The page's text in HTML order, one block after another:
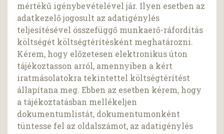
mértékű igénybevételével jár. Ilyen esetben az
adatkezelő jogosult az adatigénylés
teljesítésével összefüggő munkaerő-ráfordítás
költségét költségtérítésként meghatározni.
Kérem, hogy előzetesen elektronikus úton
tájékoztasson arról, amennyiben a kért
iratmásolatokra tekintettel költségtérítést
állapítana meg. Ebben az esetben kérem, hogy
a tájékoztatásban mellékeljen
dokumentumlistát, dokumentumonként
tüntesse fel az oldalszámot, az adatigénylés